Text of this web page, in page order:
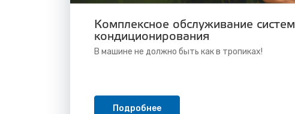
Комплексное обслуживание систем
кондиционирования
В машине не должно быть как в тропиках!
Подробнее